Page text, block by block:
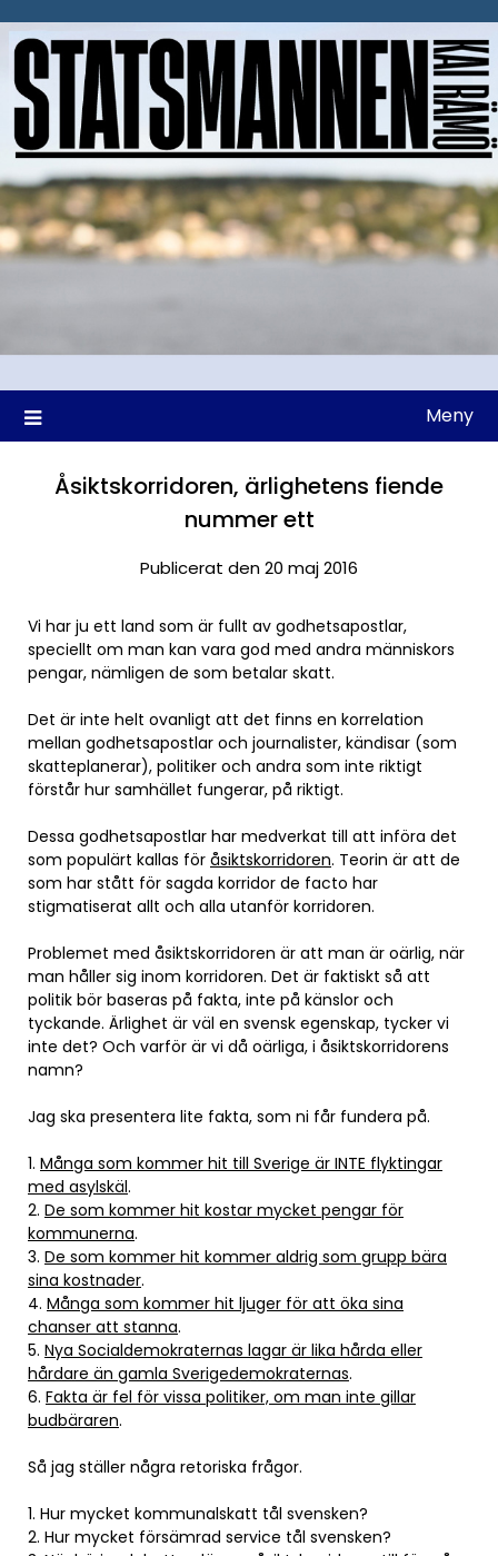
till
Meny
Åsiktskorridoren, ärlighetens fiende
nummer ett
Publicerat den 20 maj 2016
Vi har ju ett land som är fullt av godhetsapostlar,
speciellt om man kan vara god med andra människors
pengar, nämligen de som betalar skatt.
Det är inte helt ovanligt att det finns en korrelation
mellan godhetsapostlar och journalister, kändisar (som
skatteplanerar), politiker och andra som inte riktigt
förstår hur samhället fungerar, på riktigt.
Dessa godhetsapostlar har medverkat till att införa det
som populärt kallas för åsiktskorridoren. Teorin är att de
som har stått för sagda korridor de facto har
stigmatiserat allt och alla utanför korridoren.
Problemet med åsiktskorridoren är att man är oärlig, när
man håller sig inom korridoren. Det är faktiskt så att
politik bör baseras på fakta, inte på känslor och
tyckande. Ärlighet är väl en svensk egenskap, tycker vi
inte det? Och varför är vi då oärliga, i åsiktskorridorens
namn?
Jag ska presentera lite fakta, som ni får fundera på.
1. Många som kommer hit till Sverige är INTE flyktingar
med asylskäl.
2. De som kommer hit kostar mycket pengar för
kommunerna.
3. De som kommer hit kommer aldrig som grupp bära
sina kostnader.
4. Många som kommer hit ljuger för att öka sina
chanser att stanna.
5. Nya Socialdemokraternas lagar är lika hårda eller
hårdare än gamla Sverigedemokraternas.
6. Fakta är fel för vissa politiker, om man inte gillar
budbäraren.
Så jag ställer några retoriska frågor.
1. Hur mycket kommunalskatt tål svensken?
2. Hur mycket försämrad service tål svensken?